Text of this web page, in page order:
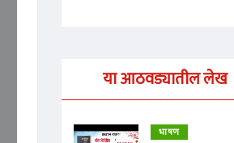
या आठवड्यातील लेख
भाषण